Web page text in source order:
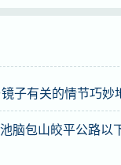
子有关的情节巧妙
脑包山皎平公路